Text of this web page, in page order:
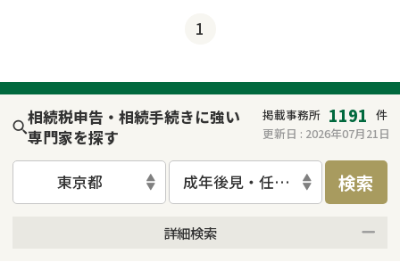
1
相続税申告・相続手続きに強い
専門家を探す
掲載事務所 1191 件
更新日 : 2026年07月21日
東京都 成年後見・任意後見 検索
詳細検索